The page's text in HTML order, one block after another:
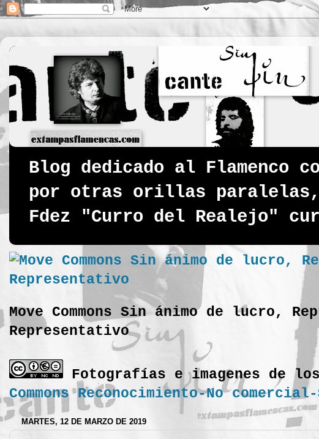
Blog dedicado al Flamenco
por otras orillas
Fdez "Curro del Realejo"
Move Commons Sin ánimo de lucro,
Representativo
Fotografías e imagenes de los
Commons Reconocimiento-No
MARTES, 12 DE MARZO DE 2019